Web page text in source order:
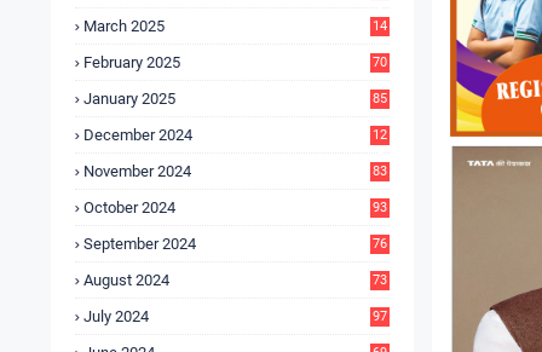
March 2025
14
February 2025 70
January 2025 85
December 2024
12
November 2024 83
October 2024 93
September 2024 76
August 2024 73
July 2024 97